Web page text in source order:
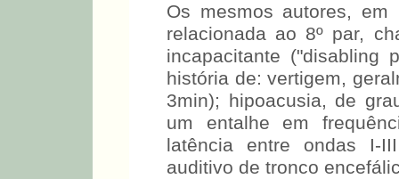
Os mesmos autores, em
relacionada ao 8º par,
incapacitante ("disabling
história de: vertigem,
3min); hipoacusia, de
um entalhe em
latência entre ondas I-
auditivo de tronco